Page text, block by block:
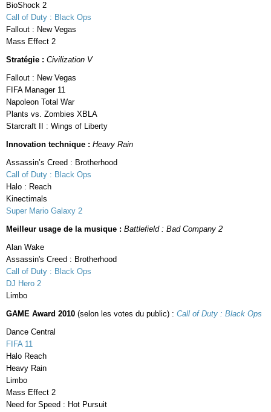
BioShock 2
Call of Duty : Black Ops
Fallout : New Vegas
Mass Effect 2
Stratégie : Civilization V
Fallout : New Vegas
FIFA Manager 11
Napoleon Total War
Plants vs. Zombies XBLA
Starcraft II : Wings of Liberty
Innovation technique : Heavy Rain
Assassin’s Creed : Brotherhood
Call of Duty : Black Ops
Halo : Reach
Kinectimals
Super Mario Galaxy 2
Meilleur usage de la musique : Battlefield : Bad Company 2
Alan Wake
Assassin's Creed : Brotherhood
Call of Duty : Black Ops
DJ Hero 2
Limbo
GAME Award 2010 (selon les votes du public) : Call of Duty : Black Ops
Dance Central
FIFA 11
Halo Reach
Heavy Rain
Limbo
Mass Effect 2
Need for Speed : Hot Pursuit